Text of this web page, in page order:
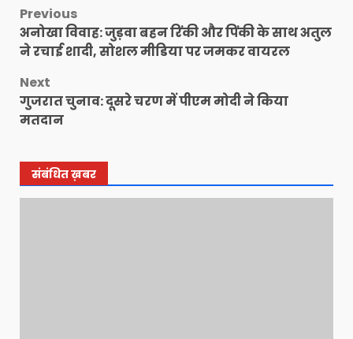
Post
navigation
Previous
अनोखा विवाह: जुड़वा बहन रिंकी और पिंकी के साथ अतुल
ने रचाई शादी, सोशल मीडिया पर जमकर वायरल
Next
गुजरात चुनाव: दूसरे चरण में पीएम मोदी ने किया
मतदान
संबंधित ख़बर